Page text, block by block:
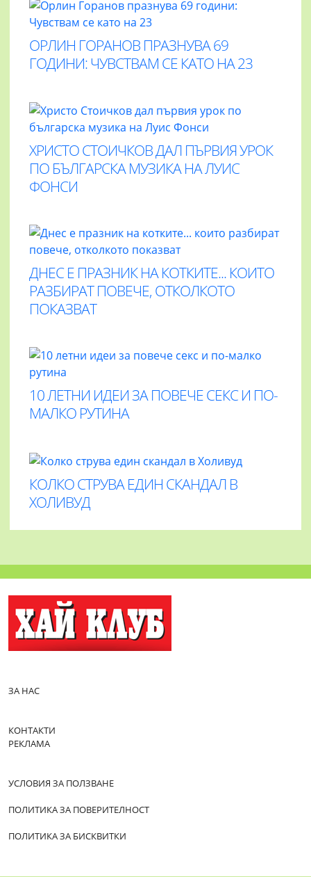
ОРЛИН ГОРАНОВ ПРАЗНУВА 69
ГОДИНИ: ЧУВСТВАМ СЕ КАТО НА 23
ХРИСТО СТОИЧКОВ ДАЛ ПЪРВИЯ УРОК
ПО БЪЛГАРСКА МУЗИКА НА ЛУИС
ФОНСИ
ДНЕС Е ПРАЗНИК НА КОТКИТЕ... КОИТО
РАЗБИРАТ ПОВЕЧЕ, ОТКОЛКОТО
ПОКАЗВАТ
10 ЛЕТНИ ИДЕИ ЗА ПОВЕЧЕ СЕКС И ПО-
МАЛКО РУТИНА
КОЛКО СТРУВА ЕДИН СКАНДАЛ В
ХОЛИВУД
ЗА НАС
КОНТАКТИ
РЕКЛАМА
УСЛОВИЯ ЗА ПОЛЗВАНЕ
ПОЛИТИКА ЗА ПОВЕРИТЕЛНОСТ
ПОЛИТИКА ЗА БИСКВИТКИ